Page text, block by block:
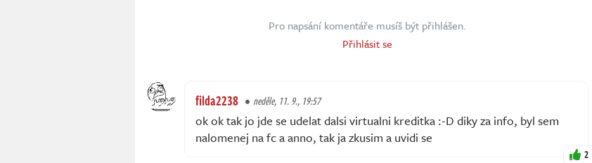
Pro napsání komentáře musíš být přihlášen.
Přihlásit se
filda2238 neděle, 11. 9., 19:57
ok ok tak jo jde se udelat dalsi virtualni kreditka :-D diky za info, byl sem
nalomenej na fc a anno, tak ja zkusim a uvidi se
2